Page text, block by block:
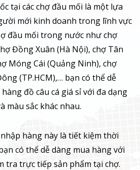
tại các chợ đầu mối là một lựa
mới kinh doanh trong lĩnh vực
đầu mối trong nước như chợ
Đồng Xuân (Hà Nội), chợ Tân
Móng Cái (Quảng Ninh), chợ
(TP.HCM),… bạn có thể dễ
đồ câu cá giá sỉ với đa dạng
màu sắc khác nhau.
hàng này là tiết kiệm thời
có thể dễ dàng mua hàng với
tra trực tiếp sản phẩm tại chợ.